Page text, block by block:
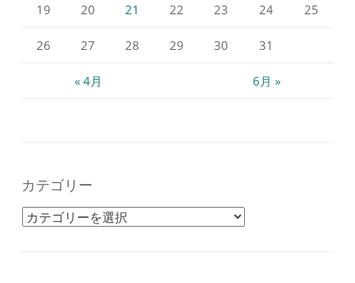
« 4月 6月 »
19 20 21 22 23 24 25
26 27 28 29 30 31
カテゴリー
カテゴリー